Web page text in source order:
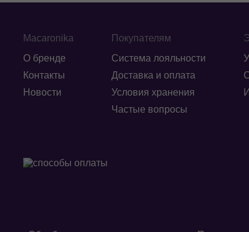
Macaronika
О бренде
Контакты
Новости
Покупателям
Система лояльности
Доставка и оплата
Условия хранения
Частые вопросы